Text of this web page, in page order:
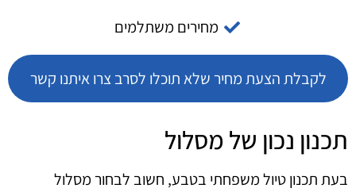
מחירים משתלמים
לקבלת הצעת מחיר שלא תוכלו לסרב צרו איתנו קשר
תכנון נכון של מסלול
בעת תכנון טיול משפחתי בטבע, חשוב לבחור מסלול